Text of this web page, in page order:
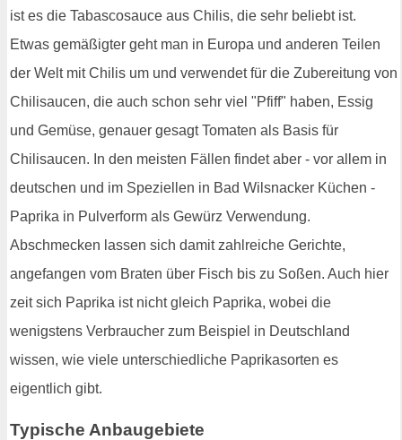
ist es die Tabascosauce aus Chilis, die sehr beliebt ist.
Etwas gemäßigter geht man in Europa und anderen Teilen
der Welt mit Chilis um und verwendet für die Zubereitung von
Chilisaucen, die auch schon sehr viel "Pfiff" haben, Essig
und Gemüse, genauer gesagt Tomaten als Basis für
Chilisaucen. In den meisten Fällen findet aber - vor allem in
deutschen und im Speziellen in Bad Wilsnacker Küchen -
Paprika in Pulverform als Gewürz Verwendung.
Abschmecken lassen sich damit zahlreiche Gerichte,
angefangen vom Braten über Fisch bis zu Soßen. Auch hier
zeit sich Paprika ist nicht gleich Paprika, wobei die
wenigstens Verbraucher zum Beispiel in Deutschland
wissen, wie viele unterschiedliche Paprikasorten es
eigentlich gibt.
Typische Anbaugebiete